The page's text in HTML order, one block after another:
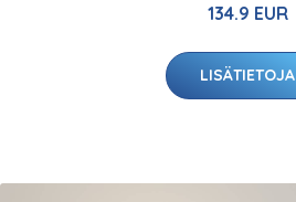
134.9 EUR
LISÄTIETOJA